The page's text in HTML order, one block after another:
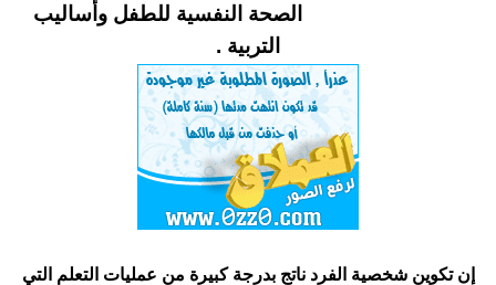
الصحة النفسية للطفل وأساليب
التربية .
إن تكوين شخصية الفرد ناتج بدرجة كبيرة من عمليات التعلم التي